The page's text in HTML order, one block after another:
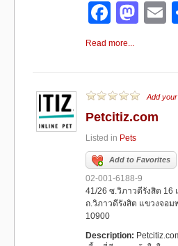
F
a
e
b
o
o
k
M
o
d
o
n
Read more...
Add
Petcitiz.com
Listed in Pets
Add to Favorites
02-001-6188-9
41/26 ซ.วิภาวดีรังสิต 16
ถ.วิภาวดีรังสิต แขวงจอม
10900
Description: